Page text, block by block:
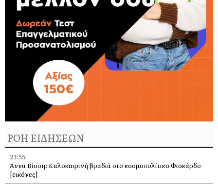
ΡΟΗ ΕΙΔΗΣΕΩΝ
23:55
Άννα Βίσση: Καλοκαιρινή βραδιά στο κοσμοπολίτικο Φισκάρδο
[εικόνες]